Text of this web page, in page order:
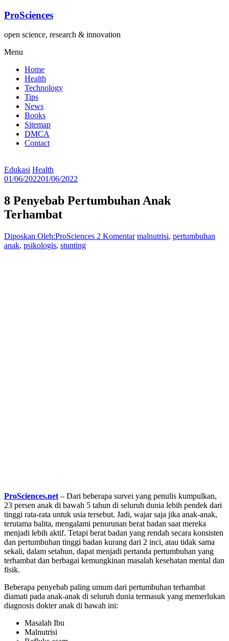
Lompat
konten
ProSciences
open science, research & innovation
Menu
Home
Health
Technology
Tips
News
Books
Sitemap
DMCA
Contact
Edukasi Health
01/06/202201/06/2022
8 Penyebab Pertumbuhan Anak
Terhambat
Diposkan Oleh:ProSciences 2 Komentar malnutrisi, pertumbuhan
anak, psikologis, stunting
ProSciences.net – Dari beberapa survei yang penulis kumpulkan,
23 persen anak di bawah 5 tahun di seluruh dunia lebih pendek dari
tinggi rata-rata untuk usia tersebut. Jadi, wajar saja jika anak-anak,
terutama balita, mengalami penurunan berat badan saat mereka
menjadi lebih aktif. Tetapi berat badan yang rendah secara konsisten
dan pertumbuhan tinggi badan kurang dari 2 inci, atau tidak sama
sekali, dalam setahun, dapat menjadi pertanda pertumbuhan yang
terhambat dan berbagai kemungkinan masalah kesehatan mental dan
fisik.
Beberapa penyebab paling umum dari pertumbuhan terhambat
diamati pada anak-anak di seluruh dunia termasuk yang memerlukan
diagnosis dokter anak di bawah ini:
Masalah Ibu
Malnutrisi